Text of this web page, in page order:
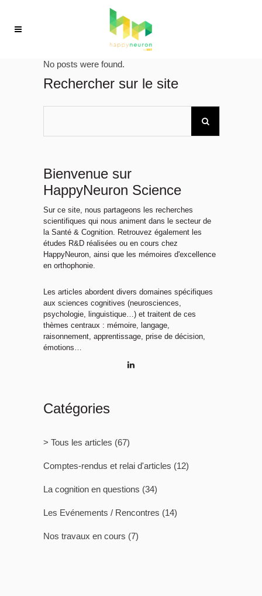
No posts were found.
Rechercher sur le site
Bienvenue sur
HappyNeuron Science
Sur ce site, nous partageons les recherches
scientifiques qui nous animent dans le secteur de
la Santé & Cognition. Retrouvez également les
études R&D réalisées ou en cours chez
HappyNeuron, ainsi que les mémoires d'excellence
en orthophonie.
Les articles abordent divers domaines spécifiques
aux sciences cognitives (neurosciences,
psychologie, linguistique…) et traitent de ces
thèmes centraux : mémoire, langage,
raisonnement, apprentissage, prise de décision,
émotions…
Catégories
> Tous les articles (67)
Comptes-rendus et relai d'articles (12)
La cognition en questions (34)
Les Evénements / Rencontres (14)
Nos travaux en cours (7)